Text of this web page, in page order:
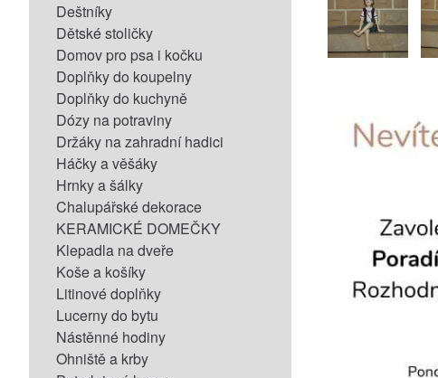
Deštníky
Dětské stoličky
Domov pro psa i kočku
Doplňky do koupelny
Doplňky do kuchyně
Dózy na potraviny
Držáky na zahradní hadici
Háčky a věšáky
Hrnky a šálky
Chalupářské dekorace
KERAMICKÉ DOMEČKY
Klepadla na dveře
Koše a košíky
Litinové doplňky
Lucerny do bytu
Nástěnné hodiny
Ohniště a krby